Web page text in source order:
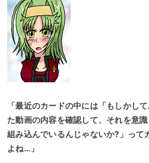
「最近のカードの中には「もしかし
た動画の内容を確認して、それを意
組み込んでいるんじゃないか?」って
よね…」